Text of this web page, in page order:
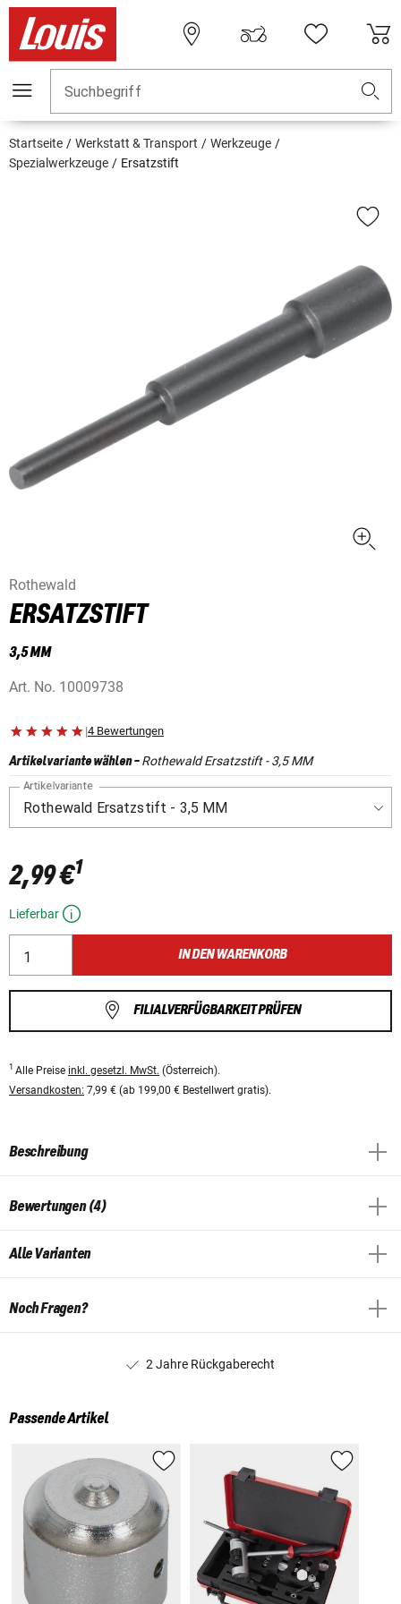
Suchbegriff
Startseite Werkstatt & Transport
Werkzeuge
Spezialwerkzeuge
Ersatzstift
Rothewald
ERSATZSTIFT
3,5 MM
Art. No. 10009738
|4 Bewertungen
Artikelvariante wählen-Rothewald Ersatzstift - 3,5 MM
Artikelvariante
2,99 €1
Lieferbar
IN DEN WARENKORB
FILIALVERFÜGBARKEIT PRÜFEN
1 Alle Preise inkl. gesetzl. MwSt. (Österreich).
Versandkosten: 7,99 € (ab 199,00 € Bestellwert gratis).
Beschreibung
Bewertungen (4)
Alle Varianten
Noch Fragen?
2 Jahre Rückgaberecht
Passende Artikel